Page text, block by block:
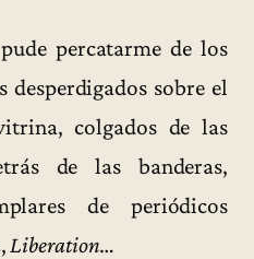
percatarme de los
desperdigados sobre el
colgados de las
de las banderas,
de periódicos
, Liberation…